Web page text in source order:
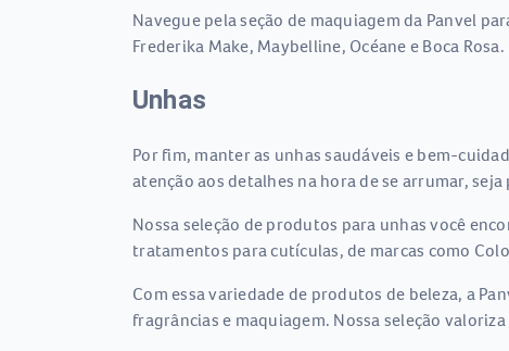
Navegue pela seção de maquiagem da Panvel
Frederika Make, Maybelline, Océane e Boca Rosa.
Unhas
Por fim, manter as unhas saudáveis e bem-
atenção aos detalhes na hora de se arrumar,
Nossa seleção de produtos para unhas você
tratamentos para cutículas, de marcas como
Com essa variedade de produtos de beleza, a
fragrâncias e maquiagem. Nossa seleção